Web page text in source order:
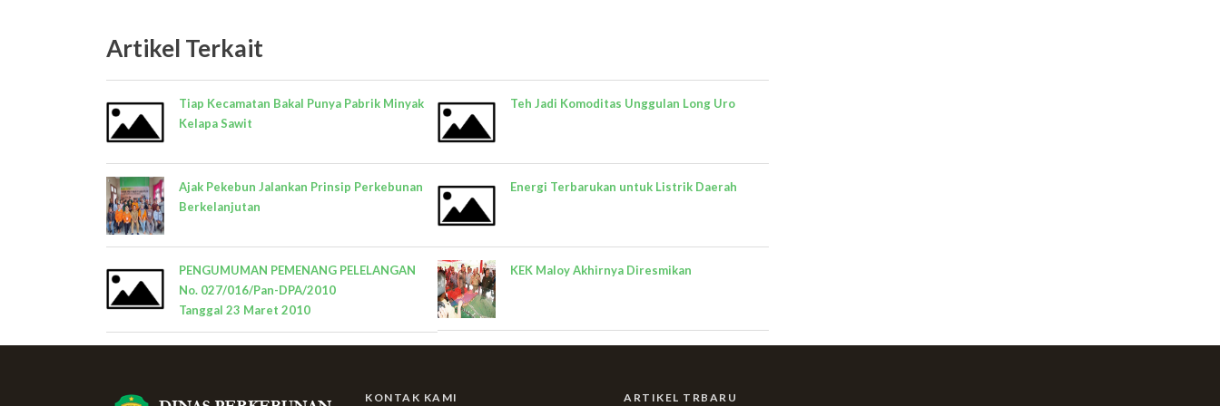
Artikel Terkait
Tiap Kecamatan Bakal Punya Pabrik Minyak
Kelapa Sawit
Ajak Pekebun Jalankan Prinsip Perkebunan
Berkelanjutan
PENGUMUMAN PEMENANG PELELANGAN
No. 027/016/Pan-DPA/2010
Tanggal 23 Maret 2010
Teh Jadi Komoditas Unggulan Long Uro
Energi Terbarukan untuk Listrik Daerah
KEK Maloy Akhirnya Diresmikan
KONTAK KAMI ARTIKEL TRBARU